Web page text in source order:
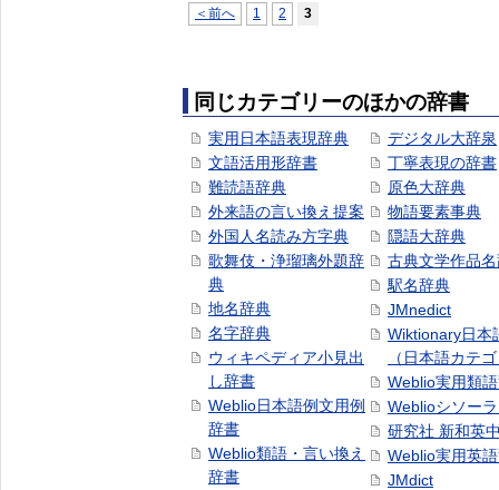
＜前へ 1 2 3
同じカテゴリーのほかの辞書
実用日本語表現辞典
文語活用形辞書
難読語辞典
外来語の言い換え提案
外国人名読み方字典
歌舞伎・浄瑠璃外題辞
典
地名辞典
名字辞典
ウィキペディア小見出
し辞書
Weblio日本語例文用例
辞書
Weblio類語・言い換え
辞書
デジタル大辞泉
丁寧表現の辞書
原色大辞典
物語要素事典
隠語大辞典
古典文学作品
駅名辞典
JMnedict
Wiktionary日本
（日本語カテ
Weblio実用類
Weblioシソー
研究社 新和英
Weblio実用英
JMdict